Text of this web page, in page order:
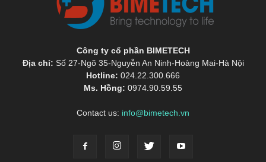
Công ty cổ phần BIMETECH
Địa chỉ: Số 27-Ngõ 35-Nguyễn An Ninh-Hoàng Mai-Hà Nội
Hotline: 024.22.300.666
Ms. Hồng: 0974.90.59.55
Contact us: info@bimetech.vn